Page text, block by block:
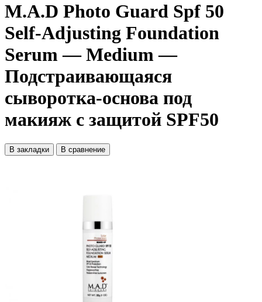
M.A.D Photo Guard Spf 50
Self-Adjusting Foundation
Serum — Medium —
Подстраивающаяся
сыворотка-основа под
макияж с защитой SPF50
В закладки В сравнение